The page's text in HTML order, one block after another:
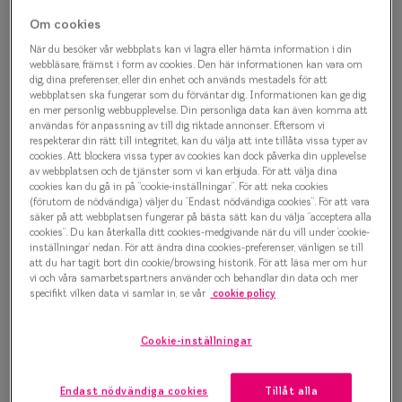
Olika
Taberg
Efva
Trender
Din sökning gav inga resultat
Tyvärr, inga artiklar som matchade din sökning hittades.
Köp dina nya glasögon hos
Smarteyes
Hos Smarteyes gör vi det enkelt att uppdatera din stil
snabbt och smidigt direkt här på vår hemsida. Väl i
Om cookies
När du besöker vår webbplats kan vi lagra eller hämta information i din
webbläsare, främst i form av cookies. Den här informationen kan vara om
dig, dina preferenser, eller din enhet och används mestadels för att
webbplatsen ska fungerar som du förväntar dig. Informationen kan ge dig
en mer personlig webbupplevelse. Din personliga data kan även komma att
användas för anpassning av till dig riktade annonser. Eftersom vi
respekterar din rätt till integritet, kan du välja att inte tillåta vissa typer av
cookies. Att blockera vissa typer av cookies kan dock påverka din upplevelse
av webbplatsen och de tjänster som vi kan erbjuda. För att välja dina
cookies kan du gå in på ”cookie-inställningar”. För att neka cookies
(förutom de nödvändiga) väljer du ”Endast nödvändiga cookies”. För att vara
säker på att webbplatsen fungerar på bästa sätt kan du välja ”acceptera alla
cookies”. Du kan återkalla ditt cookies-medgivande när du vill under ’cookie-
inställningar’ nedan. För att ändra dina cookies-preferenser, vänligen se till
att du har tagit bort din cookie/browsing historik. För att läsa mer om hur
vi och våra samarbetspartners använder och behandlar din data och mer
specifikt vilken data vi samlar in, se vår cookie policy
Cookie-inställningar
Endast nödvändiga cookies Tillåt alla